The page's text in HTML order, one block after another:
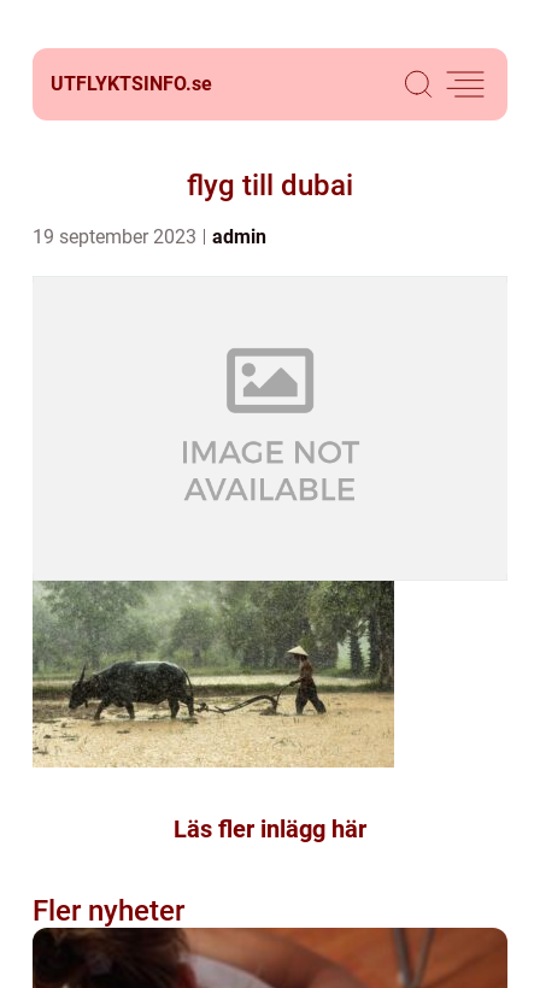
UTFLYKTSINFO.se
flyg till dubai
19 september 2023 admin
Läs fler inlägg här
Fler nyheter